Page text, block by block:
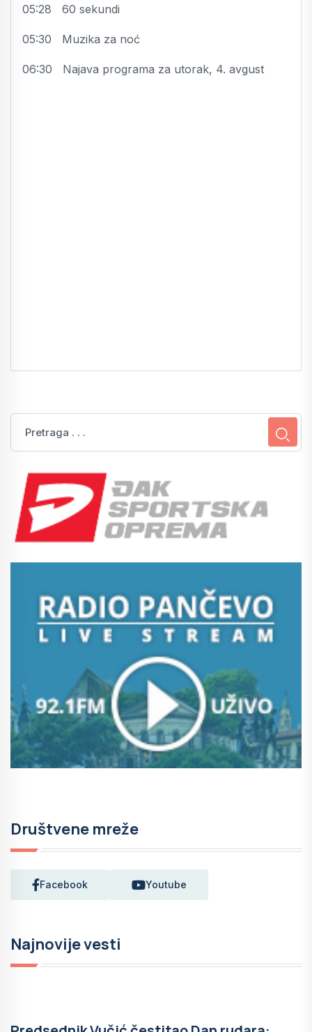
05:28 60 sekundi
05:30 Muzika za noć
06:30 Najava programa za utorak, 4. avgust
Društvene mreže
Facebook Youtube
Najnovije vesti